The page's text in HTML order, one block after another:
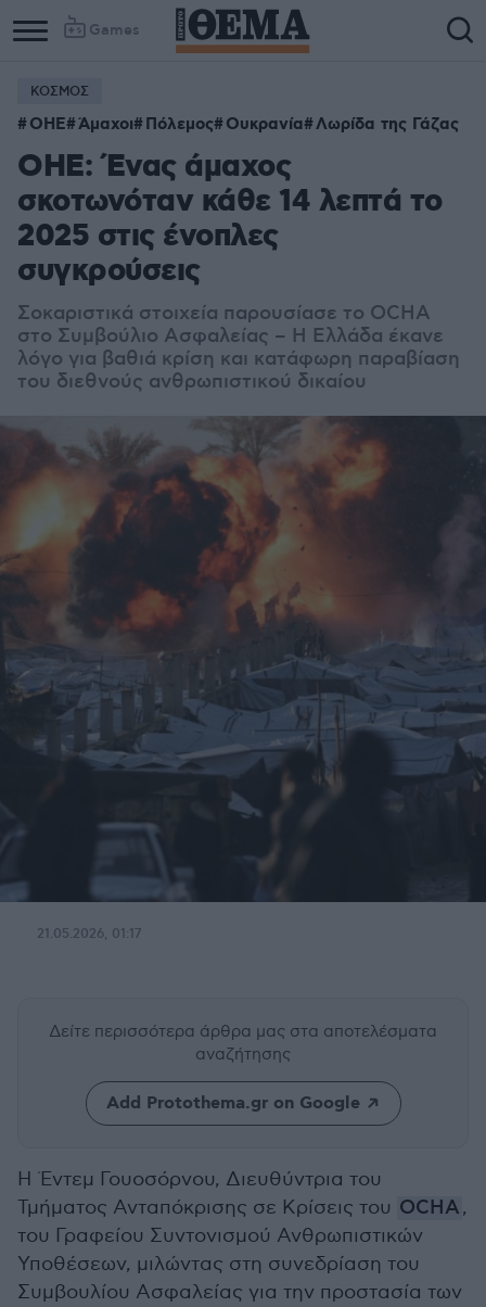
Games
ΚΟΣΜΟΣ
ΟΗΕ Άμαχοι Πόλεμος Ουκρανία Λωρίδα της Γάζας
ΟΗΕ: Ένας άμαχος
σκοτωνόταν κάθε 14 λεπτά το
2025 στις ένοπλες
συγκρούσεις
Σοκαριστικά στοιχεία παρουσίασε το OCHA
στο Συμβούλιο Ασφαλείας – Η Ελλάδα έκανε
λόγο για βαθιά κρίση και κατάφωρη παραβίαση
του διεθνούς ανθρωπιστικού δικαίου
21.05.2026, 01:17
Δείτε περισσότερα άρθρα μας στα αποτελέσματα
αναζήτησης
Add Protothema.gr on Google
Η Έντεμ Γουοσόρνου, Διευθύντρια του
Τμήματος Ανταπόκρισης σε Κρίσεις του OCHA,
του Γραφείου Συντονισμού Ανθρωπιστικών
Υποθέσεων, μιλώντας στη συνεδρίαση του
Συμβουλίου Ασφαλείας για την προστασία των